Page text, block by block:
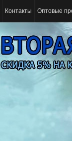
Контакты Оптовые